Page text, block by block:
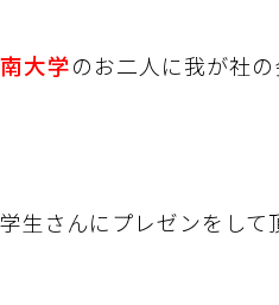
大学のお二人に我が社
生さんにプレゼンをして